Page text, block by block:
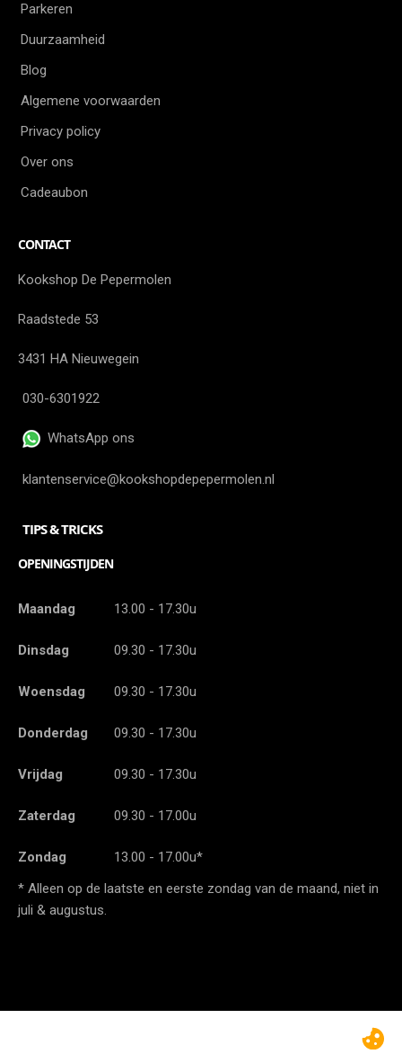
Parkeren
Duurzaamheid
Blog
Algemene voorwaarden
Privacy policy
Over ons
Cadeaubon
CONTACT
Kookshop De Pepermolen
Raadstede 53
3431 HA Nieuwegein
030-6301922
WhatsApp ons
klantenservice@kookshopdepepermolen.nl
TIPS & TRICKS
OPENINGSTIJDEN
Maandag 13.00 - 17.30u
Dinsdag 09.30 - 17.30u
Woensdag 09.30 - 17.30u
Donderdag 09.30 - 17.30u
Vrijdag 09.30 - 17.30u
Zaterdag 09.30 - 17.00u
Zondag
13.00 - 17.00u*
* Alleen op de laatste en eerste zondag van de maand, niet in
juli & augustus.